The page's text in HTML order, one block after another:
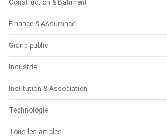
Construction & Bâtiment
Finance & Assurance
Grand public
Industrie
Institution & Association
Technologie
Tous les articles